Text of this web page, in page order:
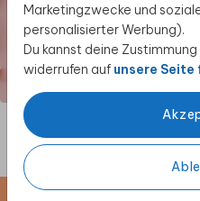
Marketingzwecke und
personalisierter Werbung).
Du kannst deine
widerrufen auf unsere